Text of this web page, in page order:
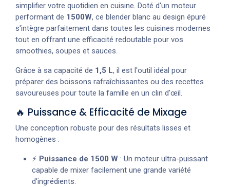
simplifier votre quotidien en cuisine. Doté d'un moteur
performant de 1500W, ce blender blanc au design épuré
s'intègre parfaitement dans toutes les cuisines modernes
tout en offrant une efficacité redoutable pour vos
smoothies, soupes et sauces.
Grâce à sa capacité de 1,5 L, il est l'outil idéal pour
préparer des boissons rafraîchissantes ou des recettes
savoureuses pour toute la famille en un clin d'œil.
🔥 Puissance & Efficacité de Mixage
Une conception robuste pour des résultats lisses et
homogènes :
⚡ Puissance de 1500 W : Un moteur ultra-puissant
capable de mixer facilement une grande variété
d'ingrédients.